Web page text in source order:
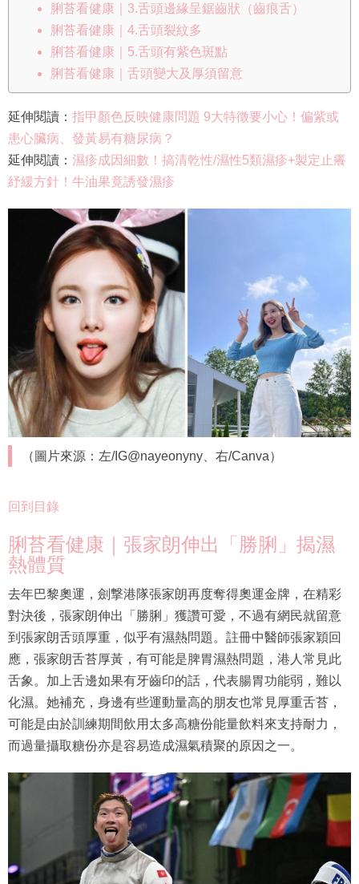
脷苔看健康｜3.舌頭邊緣呈鋸齒狀（齒痕舌）
脷苔看健康｜4.舌頭裂紋多
脷苔看健康｜5.舌頭有紫色斑點
脷苔看健康｜舌頭變大及厚須留意
延伸閱讀： 指甲顏色反映健康問題 9大特徵要小心！偏紫或
患心臟病、發黃易有糖尿病？
延伸閱讀： 濕疹成因細數！搞清乾性/濕性5類濕疹+製定止癢
紓緩方針！牛油果竟誘發濕疹
（圖片來源：左/IG@nayeonyny、右/Canva）
回到目錄
脷苔看健康｜張家朗伸出「勝脷」揭濕
熱體質
去年巴黎奧運，劍撃港隊張家朗再度奪得奧運金牌，在精彩
對決後，張家朗伸出「勝脷」獲讚可愛，不過有網民就留意
到張家朗舌頭厚重，似乎有濕熱問題。註冊中醫師張家穎回
應，張家朗舌苔厚黃，有可能是脾胃濕熱問題，港人常見此
舌象。加上舌邊如果有牙齒印的話，代表腸胃功能弱，難以
化濕。她補充，身邊有些運動量高的朋友也常見厚重舌苔，
可能是由於訓練期間飲用太多高糖份能量飲料來支持耐力，
而過量攝取糖份亦是容易造成濕氣積聚的原因之一。